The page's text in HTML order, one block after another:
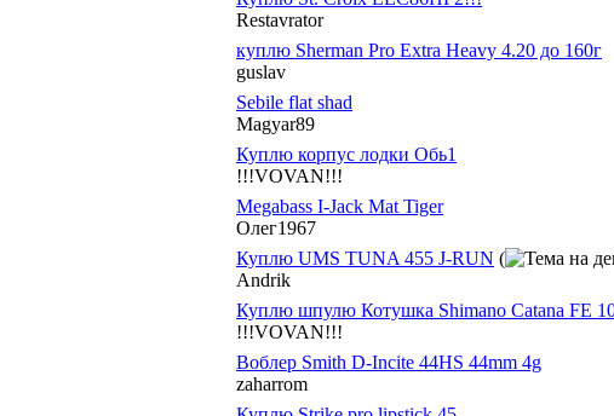
Restavrator
куплю Sherman Pro Extra Heavy 4.20 до 160г
guslav
Sebile flat shad
Magyar89
Куплю корпус лодки Обь1
!!!VOVAN!!!
Megabass I-Jack Mat Tiger
Олег1967
Куплю UMS TUNA 455 J-RUN (
Andrik
Куплю шпулю Котушка Shimano Catana FE
!!!VOVAN!!!
Воблер Smith D-Incite 44HS 44mm 4g
zaharrom